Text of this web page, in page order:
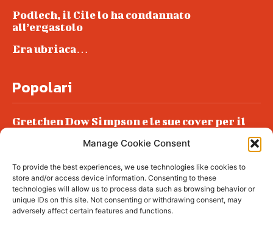
Manage Cookie Consent
To provide the best experiences, we use technologies like cookies to
store and/or access device information. Consenting to these
technologies will allow us to process data such as browsing behavior or
unique IDs on this site. Not consenting or withdrawing consent, may
adversely affect certain features and functions.
Podlech, il Cile lo ha condannato
all’ergastolo
Era ubriaca…
Popolari
Gretchen Dow Simpson e le sue cover per il
Podlech, il Cile lo ha condannato
all’ergastolo
Era ubriaca…